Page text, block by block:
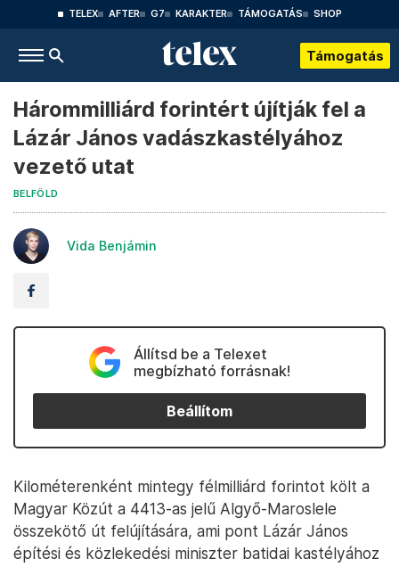
TELEX AFTER G7 KARAKTER TÁMOGATÁS SHOP
Támogatás
Hárommilliárd forintért újítják fel a
Lázár János vadászkastélyához
vezető utat
BELFÖLD
Vida Benjámin
Állítsd be a Telexet
megbízható forrásnak!
Beállítom
Kilométerenként mintegy félmilliárd forintot költ a
Magyar Közút a 4413-as jelű Algyő-Maroslele
összekötő út felújítására, ami pont Lázár János
építési és közlekedési miniszter batidai kastélyához